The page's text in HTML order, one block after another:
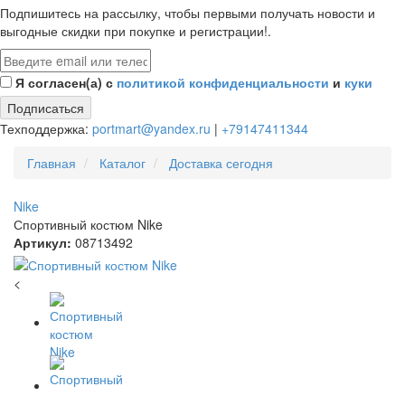
Подпишитесь на рассылку, чтобы первыми получать новости и
выгодные скидки при покупке и регистрации!.
Я согласен(а) с политикой конфиденциальности и куки
Подписаться
Техподдержка: portmart@yandex.ru | +79147411344
Главная
Каталог Доставка сегодня
Nike
Спортивный костюм Nike
Артикул: 08713492
<